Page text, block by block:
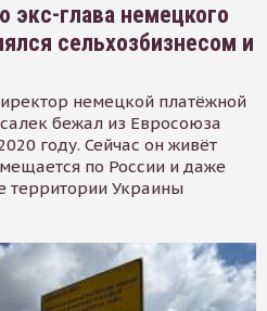
глава немецкого
сельхозбизнесом и
немецкой платёжной
бежал из Евросоюза
году. Сейчас он живёт
по России и даже
территории Украины